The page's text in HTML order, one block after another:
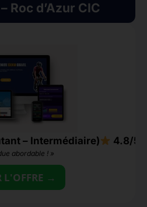
Roc d’Azur CIC
– Intermédiaire) 4.8/5
abordable ! »
L'OFFRE →